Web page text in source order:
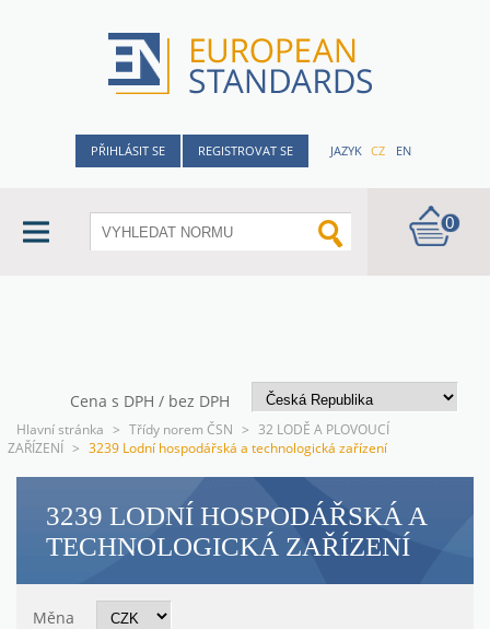
PŘIHLÁSIT SE REGISTROVAT SE JAZYK CZ EN
0
Cena s DPH / bez DPH
Hlavní stránka > Třídy norem ČSN > 32 LODĚ A PLOVOUCÍ
ZAŘÍZENÍ > 3239 Lodní hospodářská a technologická zařízení
3239 LODNÍ HOSPODÁŘSKÁ A
TECHNOLOGICKÁ ZAŘÍZENÍ
Měna